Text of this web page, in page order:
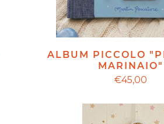
ALBUM PICCOLO
MARINAIO"
€45,00